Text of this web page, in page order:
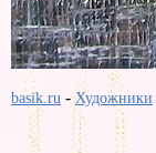
basik.ru -Художники